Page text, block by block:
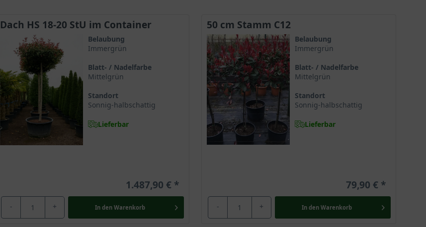
Dach HS 18-20 StU im Container
Belaubung
Immergrün
Blatt- / Nadelfarbe
Mittelgrün
Standort
Sonnig-halbschattig
Lieferbar
1.487,90 €
- + In den Warenkorb
50 cm Stamm C12
Belaubung
Immergrün
Blatt- / Nadelfarbe
Mittelgrün
Standort
Sonnig-halbschattig
Lieferbar
79,90 €
- + In den Warenkorb